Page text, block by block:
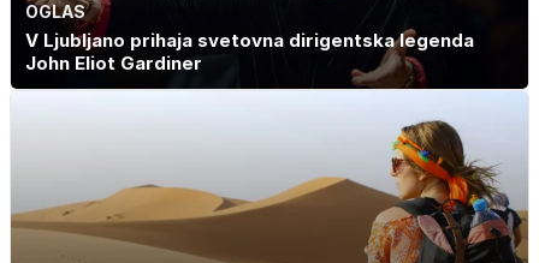
OGLAS
V Ljubljano prihaja svetovna dirigentska legenda
John Eliot Gardiner